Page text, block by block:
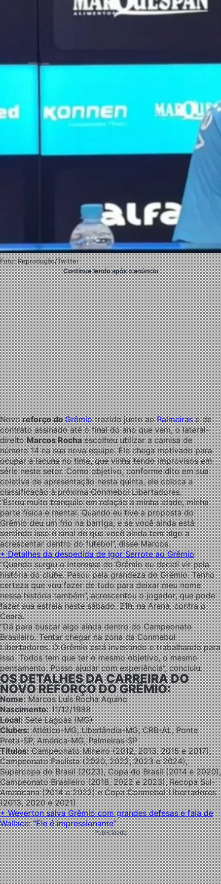
Foto: Reprodução/Twitter
Continue lendo após o anúncio
Novoreforço doGrêmiotrazido junto aoPalmeirase de
contrato assinado até o final do ano que vem, o lateral-
direitoMarcos Rochaescolheu utilizar a camisa de
número 14 na sua nova equipe. Ele chega motivado para
ocupar a lacuna no time, que vinha tendo improvisos em
série neste setor. Como objetivo, conforme dito em sua
coletiva de apresentação nesta quinta, ele coloca a
classificação à próxima Conmebol Libertadores.
“Estou muito tranquilo em relação à minha idade, minha
parte física e mental. Quando eu tive a proposta do
Grêmio deu um frio na barriga, e se você ainda está
sentindo isso é sinal de que você ainda tem algo a
acrescentar dentro do futebol”, disse Marcos.
+Detalhes da despedida de Igor Serrote ao Grêmio
“Quando surgiu o interesse do Grêmio eu decidi vir pela
história do clube. Pesou pela grandeza do Grêmio. Tenho
certeza que vou fazer de tudo para deixar meu nome
nessa história também”, acrescentou o jogador, que pode
fazer sua estreia neste sábado, 21h, na Arena, contra o
Ceará.
“Dá para buscar algo ainda dentro do Campeonato
Brasileiro. Tentar chegar na zona da Conmebol
Libertadores. O Grêmio está investindo e trabalhando para
isso. Todos tem que ter o mesmo objetivo, o mesmo
pensamento. Posso ajudar com experiência”, concluiu.
OS DETALHES DA CARREIRA DO
NOVO REFORÇO DO GRÊMIO:
Nome:Marcos Luís Rocha Aquino
Nascimento:11/12/1988
Local:Sete Lagoas (MG)
Clubes:Atlético-MG, Uberlândia-MG, CRB-AL, Ponte
Preta-SP, América-MG, Palmeiras-SP
Títulos:Campeonato Mineiro (2012, 2013, 2015 e 2017),
Campeonato Paulista (2020, 2022, 2023 e 2024),
Supercopa do Brasil (2023), Copa do Brasil (2014 e 2020),
Campeonato Brasileiro (2018, 2022 e 2023), Recopa Sul-
Americana (2014 e 2022) e Copa Conmebol Libertadores
(2013, 2020 e 2021)
+ Weverton salva Grêmio com grandes defesas e fala de
Wallace: “Ele é impressionante”
Publicidade